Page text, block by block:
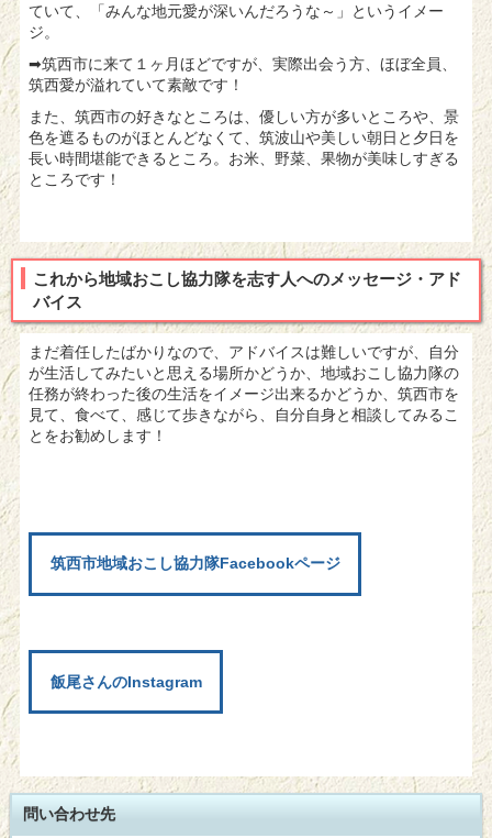
ていて、「みんな地元愛が深いんだろうな～」というイメー
ジ。
➡筑西市に来て１ヶ月ほどですが、実際出会う方、ほぼ全員、
筑西愛が溢れていて素敵です！
また、筑西市の好きなところは、優しい方が多いところや、景
色を遮るものがほとんどなくて、筑波山や美しい朝日と夕日を
長い時間堪能できるところ。お米、野菜、果物が美味しすぎる
ところです！
これから地域おこし協力隊を志す人へのメッセージ・アド
バイス
まだ着任したばかりなので、アドバイスは難しいですが、自分
が生活してみたいと思える場所かどうか、地域おこし協力隊の
任務が終わった後の生活をイメージ出来るかどうか、筑西市を
見て、食べて、感じて歩きながら、自分自身と相談してみるこ
とをお勧めします！
筑西市地域おこし協力隊Facebookページ
飯尾さんのInstagram
問い合わせ先